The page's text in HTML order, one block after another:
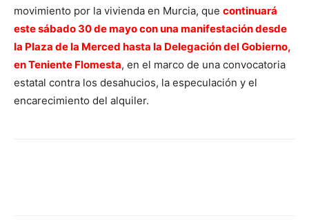
movimiento por la vivienda en Murcia, que continuará
este sábado 30 de mayo con una manifestación desde
la Plaza de la Merced hasta la Delegación del Gobierno,
en Teniente Flomesta, en el marco de una convocatoria
estatal contra los desahucios, la especulación y el
encarecimiento del alquiler.